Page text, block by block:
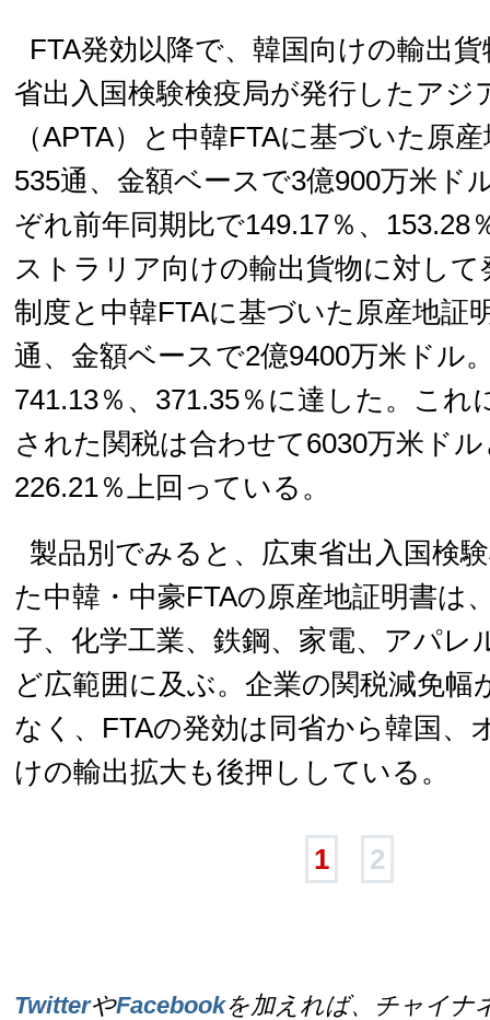
FTA発効以降で、韓国向けの輸出
省出入国検験検疫局が発行したアジ
（APTA）と中韓FTAに基づいた原
535通、金額ベースで3億900万米ド
ぞれ前年同期比で149.17％、153.28
ストラリア向けの輸出貨物に対し
制度と中韓FTAに基づいた原産地証
通、金額ベースで2億9400万米ドル
741.13％、371.35％に達した。これ
された関税は合わせて6030万米ド
226.21％上回っている。
製品別でみると、広東省出入国検
た中韓・中豪FTAの原産地証明書は
子、化学工業、鉄鋼、家電、アパレ
ど広範囲に及ぶ。企業の関税減免幅
なく、FTAの発効は同省から韓国、
けの輸出拡大も後押ししている。
1 2
TwitterやFacebookを加えれば、チャイナ